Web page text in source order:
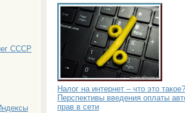
СССР
Налог на интернет – что это такое?
Перспективы введения оплаты
прав в сети